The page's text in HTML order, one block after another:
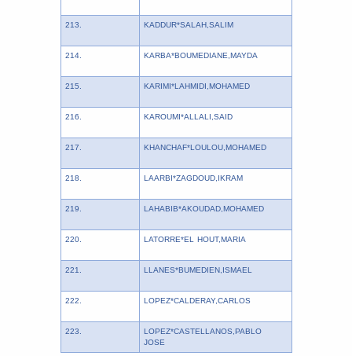
213. KADDUR*SALAH,SALIM
214. KARBA*BOUMEDIANE,MAYDA
215. KARIMI*LAHMIDI,MOHAMED
216. KAROUMI*ALLALI,SAID
217. KHANCHAF*LOULOU,MOHAMED
218. LAARBI*ZAGDOUD,IKRAM
219. LAHABIB*AKOUDAD,MOHAMED
220. LATORRE*EL HOUT,MARIA
221. LLANES*BUMEDIEN,ISMAEL
222. LOPEZ*CALDERAY,CARLOS
223.
LOPEZ*CASTELLANOS,PABLO
JOSE